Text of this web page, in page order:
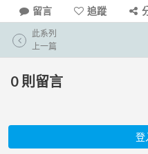
留言 追蹤
此系列
上一篇
0 則留言
登